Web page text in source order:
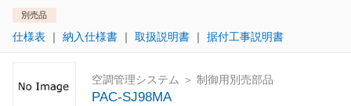
別売品
仕様表 ｜ 納入仕様書 ｜ 取扱説明書 ｜ 据付工事説明書
空調管理システム ＞ 制御用別売部品
PAC-SJ98MA